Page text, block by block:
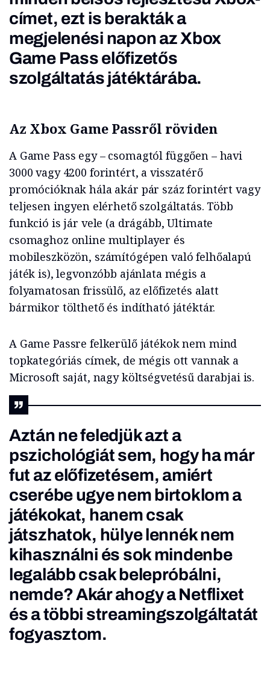
címet, ezt is berakták a
megjelenési napon az Xbox
Game Pass előfizetős
szolgáltatás játéktárába.
Az Xbox Game Passről röviden
A Game Pass egy – csomagtól függően – havi
3000 vagy 4200 forintért, a visszatérő
promócióknak hála akár pár száz forintért vagy
teljesen ingyen elérhető szolgáltatás. Több
funkció is jár vele (a drágább, Ultimate
csomaghoz online multiplayer és
mobileszközön, számítógépen való felhőalapú
játék is), legvonzóbb ajánlata mégis a
folyamatosan frissülő, az előfizetés alatt
bármikor tölthető és indítható játéktár.
A Game Passre felkerülő játékok nem mind
topkategóriás címek, de mégis ott vannak a
Microsoft saját, nagy költségvetésű darabjai is.
Aztán ne feledjük azt a
pszichológiát sem, hogy ha már
fut az előfizetésem, amiért
cserébe ugye nem birtoklom a
játékokat, hanem csak
játszhatok, hülye lennék nem
kihasználni és sok mindenbe
legalább csak belepróbálni,
nemde? Akár ahogy a Netflixet
és a többi streamingszolgáltatát
fogyasztom.